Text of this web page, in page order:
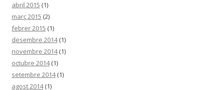
abril 2015 (1)
març 2015 (2)
febrer 2015 (1)
desembre 2014(1)
novembre 2014(1)
octubre 2014(1)
setembre 2014(1)
agost 2014(1)